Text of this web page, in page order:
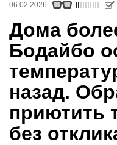
06.02.2026
Дома
Бодайбо
назад.
приютить
без